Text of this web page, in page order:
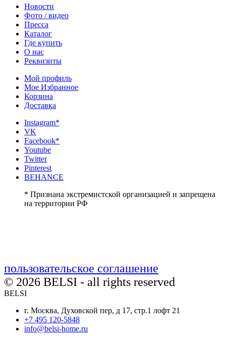
Новости
Фото / видео
Пресса
Каталог
Где купить
О нас
Реквизиты
Мой профиль
Мое Избранное
Корзина
Доставка
Instagram*
VK
Facebook*
Youtube
Twitter
Pinterest
BEHANCE
* Признана экстремистской организацией и запрещена
на территории РФ
пользовательское соглашение
© 2026 BELSI - all rights reserved
BELSI
г. Москва, Духовской пер, д 17, стр.1 лофт 21
+7 495 120-5848
info@belsi-home.ru